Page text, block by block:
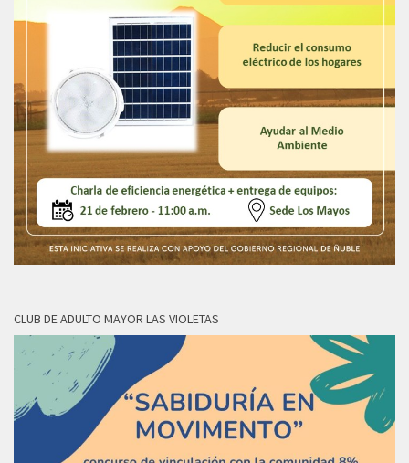
CLUB DE ADULTO MAYOR LAS VIOLETAS